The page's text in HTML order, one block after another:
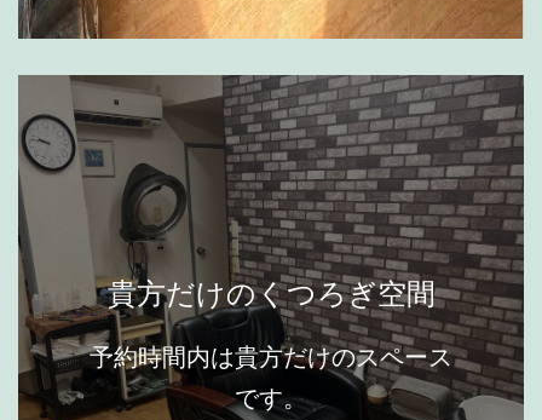
貴方だけのくつろぎ空間
予約時間内は貴方だけのスペース
です。